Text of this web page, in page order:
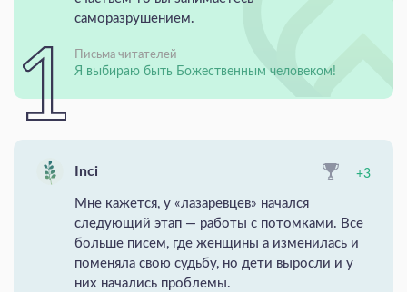
саморазрушением.
Письма читателей
Я выбираю быть Божественным человеком!
Inci +3
Мне кажется, у «лазаревцев» начался
следующий этап — работы с потомками. Все
больше писем, где женщины а изменилась и
поменяла свою судьбу, но дети выросли и у
них начались проблемы.